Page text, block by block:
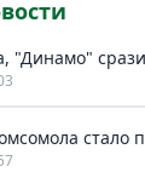
"Динамо"
стало